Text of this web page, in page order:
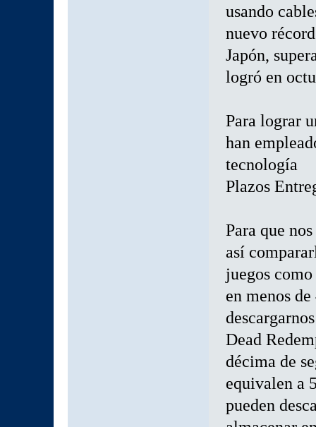
usando
nuevo
Japón,
logró en
Para lograr
han
tecnología
Plazos
Para que
así
juegos
en menos
Dead
décima de
equivalen a
pueden